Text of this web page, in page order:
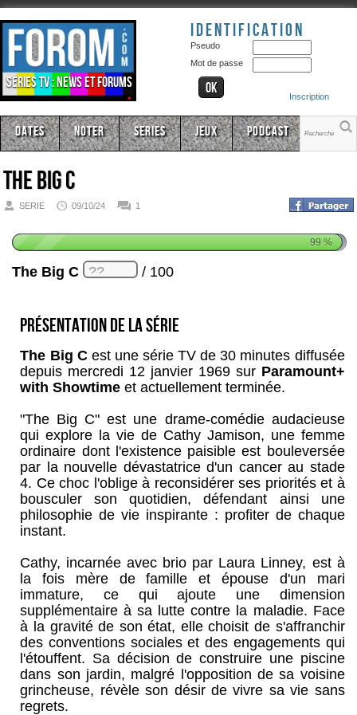
Séries TV : news et forums
Identification
Pseudo
Mot de passe
Inscription
Dates Noter Series Jeux Podcast
The Big C
SERIE 09/10/24 1
99%
The Big C / 100
Présentation de la série
The Big Cest une série TV de 30 minutes diffusée
depuis mercredi 12 janvier 1969 sur Paramount+
with Showtime et actuellement terminée.
"The Big C" est une drame-comédie audacieuse
qui explore la vie de Cathy Jamison, une femme
ordinaire dont l'existence paisible est bouleversée
par la nouvelle dévastatrice d'un cancer au stade
4. Ce choc l'oblige à reconsidérer ses priorités et à
bousculer son quotidien, défendant ainsi une
philosophie de vie inspirante : profiter de chaque
instant.
Cathy, incarnée avec brio par Laura Linney, est à
la fois mère de famille et épouse d'un mari
immature, ce qui ajoute une dimension
supplémentaire à sa lutte contre la maladie. Face
à la gravité de son état, elle choisit de s'affranchir
des conventions sociales et des engagements qui
l'étouffent. Sa décision de construire une piscine
dans son jardin, malgré l'opposition de sa voisine
grincheuse, révèle son désir de vivre sa vie sans
regrets.